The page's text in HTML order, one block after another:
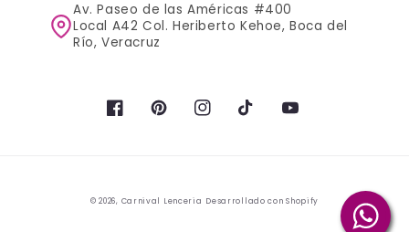
Av. Paseo de las Américas #400
Local A42 Col. Heriberto Kehoe, Boca del
Río, Veracruz
FacebookPinterestInstagramTikTok YouTube
© 2026, Carnival Lenceria Desarrollado con Shopify